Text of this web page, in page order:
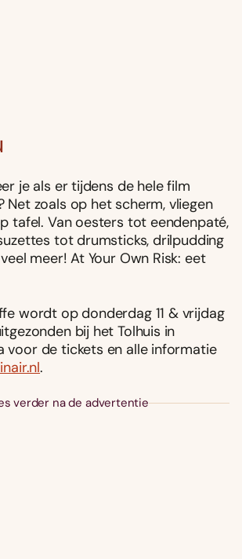
je als er tijdens de hele film
Net zoals op het scherm, vliegen
tafel. Van oesters tot eendenpaté,
tot drumsticks, drilpudding
meer! At Your Own Risk: eet
wordt op donderdag 11 & vrijdag
bij het Tolhuis in
voor de tickets en alle informatie
.
verder na de advertentie